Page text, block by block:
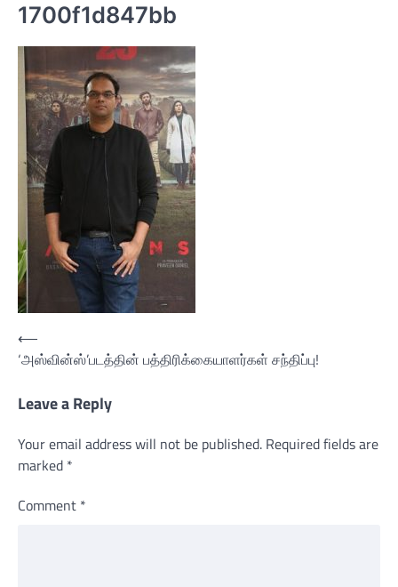
1700f1d847bb
Post
navigation
⟵
‘அஸ்வின்ஸ்’படத்தின் பத்திரிக்கையாளர்கள் சந்திப்பு!
Leave a Reply
Your email address will not be published. Required fields are
marked *
Comment *